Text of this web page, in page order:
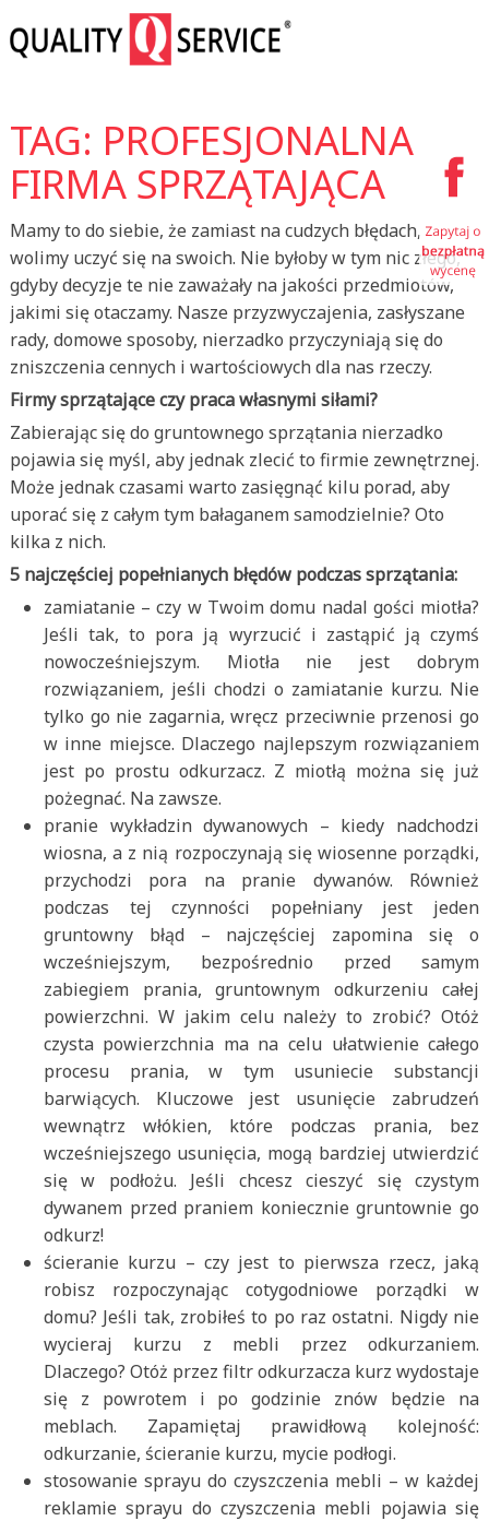
TAG: PROFESJONALNA
FIRMA SPRZĄTAJĄCA
Mamy to do siebie, że zamiast na cudzych błędach,
wolimy uczyć się na swoich. Nie byłoby w tym nic złego,
gdyby decyzje te nie zaważały na jakości przedmiotów,
jakimi się otaczamy. Nasze przyzwyczajenia, zasłyszane
rady, domowe sposoby, nierzadko przyczyniają się do
zniszczenia cennych i wartościowych dla nas rzeczy.
Firmy sprzątające czy praca własnymi siłami?
Zabierając się do gruntownego sprzątania nierzadko
pojawia się myśl, aby jednak zlecić to firmie zewnętrznej.
Może jednak czasami warto zasięgnąć kilu porad, aby
uporać się z całym tym bałaganem samodzielnie? Oto
kilka z nich.
5 najczęściej popełnianych błędów podczas sprzątania:
zamiatanie – czy w Twoim domu nadal gości miotła?
Jeśli tak, to pora ją wyrzucić i zastąpić ją czymś
nowocześniejszym. Miotła nie jest dobrym
rozwiązaniem, jeśli chodzi o zamiatanie kurzu. Nie
tylko go nie zagarnia, wręcz przeciwnie przenosi go
w inne miejsce. Dlaczego najlepszym rozwiązaniem
jest po prostu odkurzacz. Z miotłą można się już
pożegnać. Na zawsze.
pranie wykładzin dywanowych – kiedy nadchodzi
wiosna, a z nią rozpoczynają się wiosenne porządki,
przychodzi pora na pranie dywanów. Również
podczas tej czynności popełniany jest jeden
gruntowny błąd – najczęściej zapomina się o
wcześniejszym, bezpośrednio przed samym
zabiegiem prania, gruntownym odkurzeniu całej
powierzchni. W jakim celu należy to zrobić? Otóż
czysta powierzchnia ma na celu ułatwienie całego
procesu prania, w tym usuniecie substancji
barwiących. Kluczowe jest usunięcie zabrudzeń
wewnątrz włókien, które podczas prania, bez
wcześniejszego usunięcia, mogą bardziej utwierdzić
się w podłożu. Jeśli chcesz cieszyć się czystym
dywanem przed praniem koniecznie gruntownie go
odkurz!
ścieranie kurzu – czy jest to pierwsza rzecz, jaką
robisz rozpoczynając cotygodniowe porządki w
domu? Jeśli tak, zrobiłeś to po raz ostatni. Nigdy nie
wycieraj kurzu z mebli przez odkurzaniem.
Dlaczego? Otóż przez filtr odkurzacza kurz wydostaje
się z powrotem i po godzinie znów będzie na
meblach. Zapamiętaj prawidłową kolejność:
odkurzanie, ścieranie kurzu, mycie podłogi.
stosowanie sprayu do czyszczenia mebli – w każdej
reklamie sprayu do czyszczenia mebli pojawia się